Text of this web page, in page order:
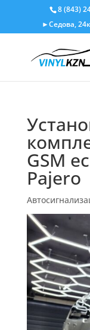
8 (843)
►Седова,
GSM
Pajero